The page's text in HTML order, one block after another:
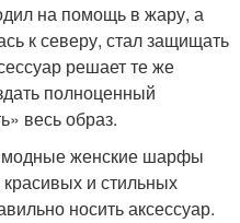
на помощь в жару, а
к северу, стал защищать
решает те же
полноценный
весь образ.
модные женские шарфы
и стильных
носить аксессуар.